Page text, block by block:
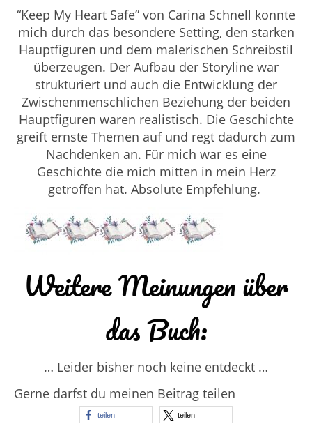
“Keep My Heart Safe” von Carina Schnell konnte
mich durch das besondere Setting, den starken
Hauptfiguren und dem malerischen Schreibstil
überzeugen. Der Aufbau der Storyline war
strukturiert und auch die Entwicklung der
Zwischenmenschlichen Beziehung der beiden
Hauptfiguren waren realistisch. Die Geschichte
greift ernste Themen auf und regt dadurch zum
Nachdenken an. Für mich war es eine
Geschichte die mich mitten in mein Herz
getroffen hat. Absolute Empfehlung.
Weitere Meinungen über
das Buch:
… Leider bisher noch keine entdeckt …
Gerne darfst du meinen Beitrag teilen
teilen teilen